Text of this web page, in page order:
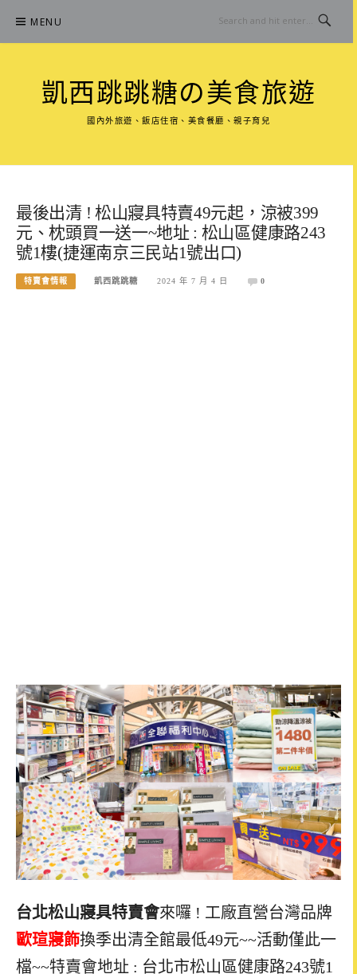
content
MENU
凱西跳跳糖の美食旅遊
國內外旅遊、飯店住宿、美食餐廳、親子育兒
最後出清 ! 松山寢具特賣49元起，涼被399
元、枕頭買一送一~地址 : 松山區健康路243
號1樓(捷運南京三民站1號出口)
特賣會情報 凱西跳跳糖 2024 年 7 月 4 日 0
台北松山寢具特賣會來囉 ! 工廠直營台灣品牌
歐瑄寢飾換季出清全館最低49元~~活動僅此一
檔~~特賣會地址 : 台北市松山區健康路243號1